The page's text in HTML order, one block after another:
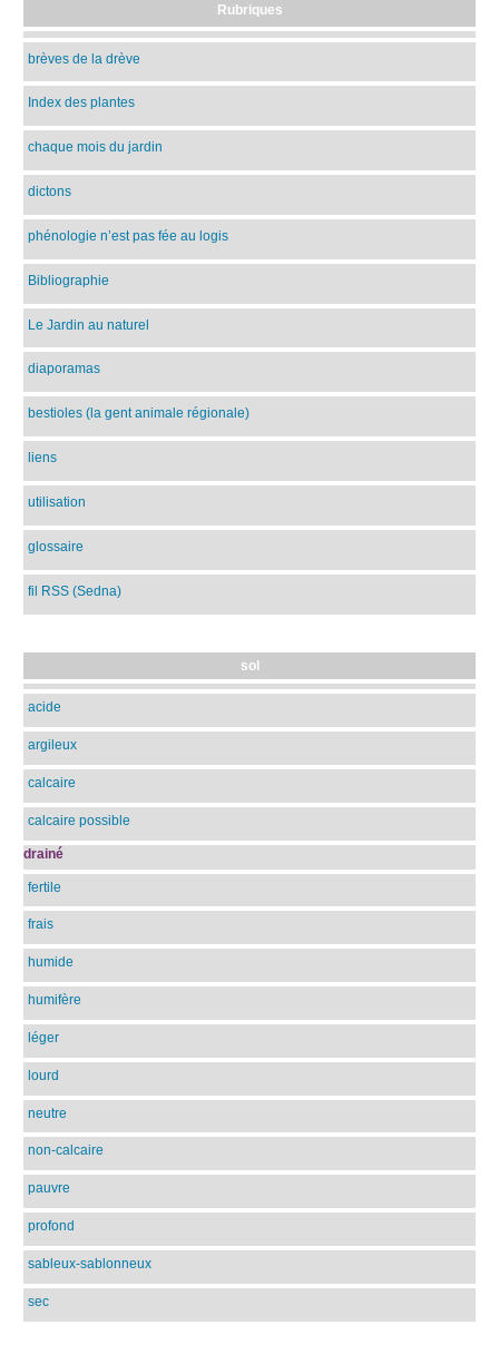
Rubriques
brèves de la drève
Index des plantes
chaque mois du jardin
dictons
phénologie n’est pas fée au logis
Bibliographie
Le Jardin au naturel
diaporamas
bestioles (la gent animale régionale)
liens
utilisation
glossaire
fil RSS (Sedna)
sol
acide
argileux
calcaire
calcaire possible
drainé
fertile
frais
humide
humifère
léger
lourd
neutre
non-calcaire
pauvre
profond
sableux-sablonneux
sec